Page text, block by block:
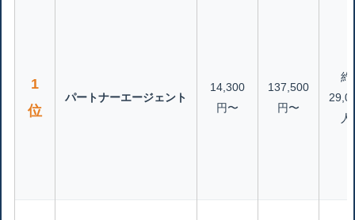
1
位
パートナーエージェント
14,300
円〜
137,500
円〜
約
人